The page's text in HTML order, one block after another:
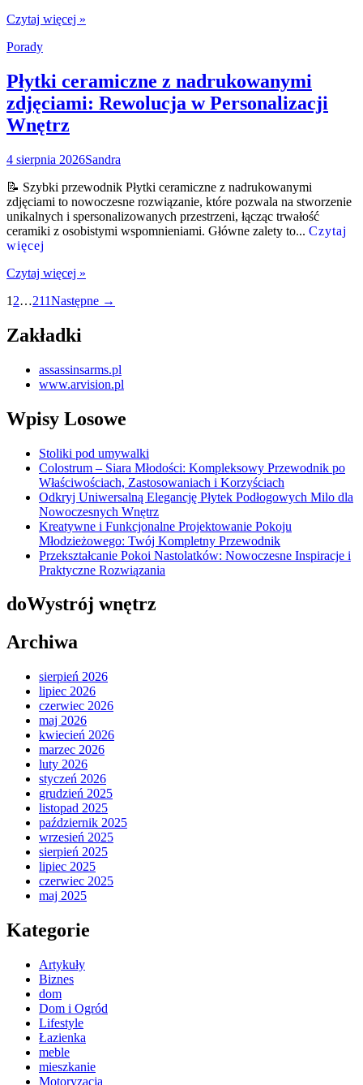
Czytaj więcej »
Porady
Płytki ceramiczne z nadrukowanymi
zdjęciami: Rewolucja w Personalizacji
Wnętrz
4 sierpnia 2026Sandra
📝 Szybki przewodnik Płytki ceramiczne z nadrukowanymi
zdjęciami to nowoczesne rozwiązanie, które pozwala na stworzenie
unikalnych i spersonalizowanych przestrzeni, łącząc trwałość
ceramiki z osobistymi wspomnieniami. Główne zalety to... Czytaj
więcej
Czytaj więcej »
Nawigacja
po
wpisach
1 2…211Następne →
Zakładki
assassinsarms.pl
www.arvision.pl
Wpisy Losowe
Stoliki pod umywalki
Colostrum – Siara Młodości: Kompleksowy Przewodnik po
Właściwościach, Zastosowaniach i Korzyściach
Odkryj Uniwersalną Elegancję Płytek Podłogowych Milo dla
Nowoczesnych Wnętrz
Kreatywne i Funkcjonalne Projektowanie Pokoju
Młodzieżowego: Twój Kompletny Przewodnik
Przekształcanie Pokoi Nastolatków: Nowoczesne Inspiracje i
Praktyczne Rozwiązania
doWystrój wnętrz
Archiwa
sierpień 2026
lipiec 2026
czerwiec 2026
maj 2026
kwiecień 2026
marzec 2026
luty 2026
styczeń 2026
grudzień 2025
listopad 2025
październik 2025
wrzesień 2025
sierpień 2025
lipiec 2025
czerwiec 2025
maj 2025
Kategorie
Artykuły
Biznes
dom
Dom i Ogród
Lifestyle
Łazienka
meble
mieszkanie
Motoryzacja